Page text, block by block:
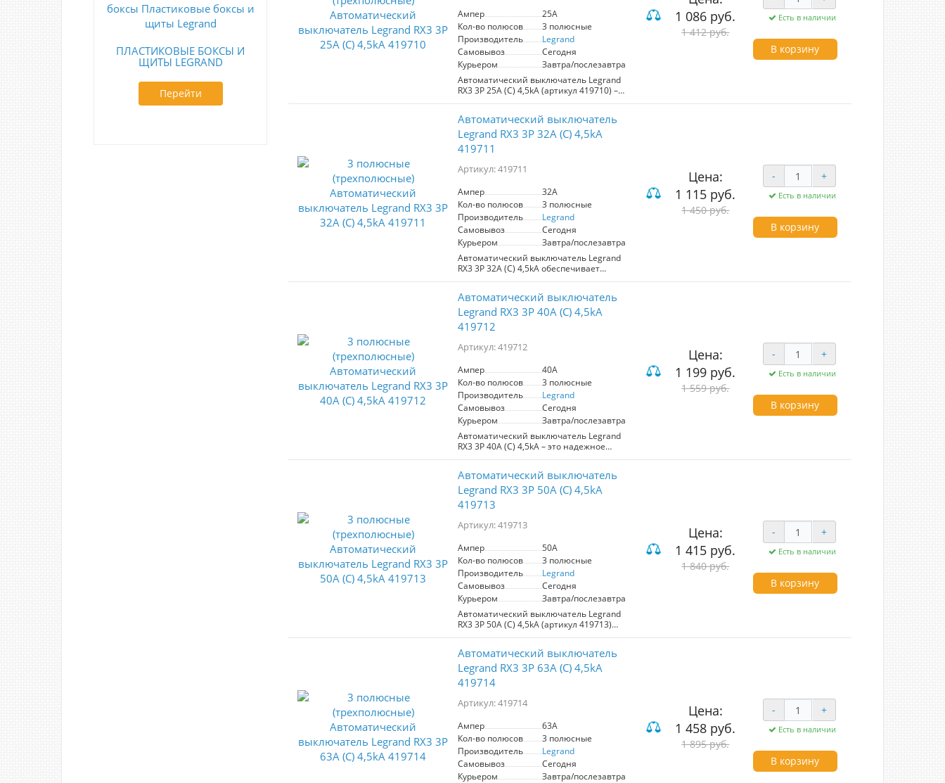
ПЛАСТИКОВЫЕ БОКСЫ И
ЩИТЫ LEGRAND
Перейти
- Защита от коротких замыканий и
превышения номинальной мощности.
- Подключение до 3 фаз для более
эффективного распределения нагрузки.
- Высокая устойчивость к перегрузкам с
максимальным током в 4,5kA.
Этот автоматический выключатель
станет незаменимым элементом в
системах электроснабжения,
обеспечивая защиту оборудования и
предотвращая аварийные ситуации.
Идеален для использования в домах,
офисах и производственных
помещениях.
Ампер
25A
Кол-во полюсов
3 полюсные
Производитель
Legrand
Самовывоз
Сегодня
Курьером
Завтра/послезавтра
Автоматический выключатель Legrand
RX3 3P 25A (С) 4,5kA (артикул 419710) –
надежное решение для защиты
предотвращает перенапряжение,
превышение номинальной мощности
до 25A и короткие замыкания. Этот
выключатель поддерживает
подключение до 3 фаз, что делает его
идеальным выбором для жилых и
С максимальным током в 4,5kA,
устройство обеспечивает высокую
степень защиты для всех потребителей
электроэнергии, что особенно важно в
условиях нестабильной электрической
сети. Используйте Legrand RX3 для
повышения безопасности и
надежности вашей электросистемы.
1 086 руб.
1 412 руб.
Есть в наличии
В корзину
Автоматический выключатель
Legrand RX3 3P 32A (С) 4,5kA
419711
Артикул: 419711
Ампер
32A
Кол-во полюсов
3 полюсные
Производитель
Legrand
Самовывоз
Сегодня
Курьером
Завтра/послезавтра
Автоматический выключатель Legrand
RX3 3P 32A (С) 4,5kA обеспечивает
надежную защиту электрической сети
мощности и коротких замыканий.
Поддержка трехфазного подключения и
высокий номинальный ток в 32A
делают его идеальным решением для
обеспечения безопасности и
стабильности электроснабжения в
Серия RX3 гарантирует максимальную
защиту всех потребителей
электроэнергии.
Цена:
1 115 руб.
1 450 руб.
- +
Есть в наличии
В корзину
Автоматический выключатель
Legrand RX3 3P 40A (С) 4,5kA
419712
Артикул: 419712
Ампер
40A
Кол-во полюсов
3 полюсные
Производитель
Legrand
Самовывоз
Сегодня
Курьером
Завтра/послезавтра
Автоматический выключатель Legrand
RX3 3P 40A (С) 4,5kA – это надежное
решение для защиты
номинальным током 40A и
максимальным током короткого
замыкания 4,5kA, он эффективно
предотвращает повреждения от
перенапряжений и перегрузок.
в жилых и коммерческих помещениях,
где требуется подключение трехфазной
сети. Обеспечивает безопасность и
стабильность работы электрических
систем, что особенно важно при
эксплуатации мощных бытовых
приборов и оборудования. С Legrand
RX3 вы получите уверенность в защите
ваших электросетей от
непредвиденных ситуаций.
Цена:
1 199 руб.
1 559 руб.
- +
Есть в наличии
В корзину
Автоматический выключатель
Legrand RX3 3P 50A (С) 4,5kA
419713
Артикул: 419713
Ампер
50A
Кол-во полюсов
3 полюсные
Производитель
Legrand
Самовывоз
Сегодня
Курьером
Завтра/послезавтра
Автоматический выключатель Legrand
RX3 3P 50A (С) 4,5kA (артикул 419713)
обеспечивает надежную защиту
превышения номинальной мощности
и коротких замыканий. Способен
подключать до 3 фаз, гарантируя
защиту для всех потребителей
электроэнергии в вашем доме.
Максимальный ток в 4,5kA
и безопасность. Выберите Legrand для
уверенности в стабильной работе
вашей электросистемы.
Цена:
1 415 руб.
1 840 руб.
- +
Есть в наличии
В корзину
Автоматический выключатель
Legrand RX3 3P 63A (С) 4,5kA
419714
Артикул: 419714
Ампер
63A
Кол-во полюсов
3 полюсные
Производитель
Legrand
Самовывоз
Сегодня
Курьером
Завтра/послезавтра
Цена:
1 458 руб.
1 895 руб.
- +
Есть в наличии
В корзину